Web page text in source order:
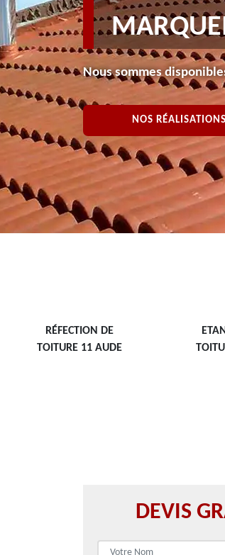
Nous sommes
NOS RÉALISATIONS
RÉFECTION DE
TOITURE 11 AUDE
DEVIS